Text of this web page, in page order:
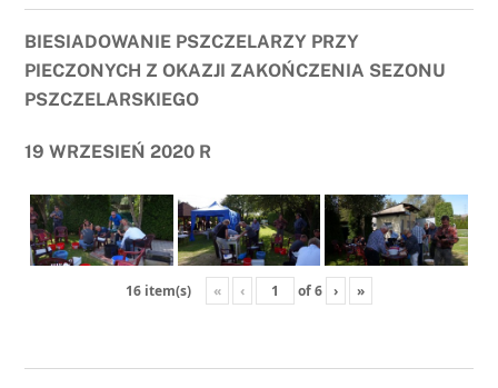
BIESIADOWANIE PSZCZELARZY PRZY
PIECZONYCH Z OKAZJI ZAKOŃCZENIA SEZONU
PSZCZELARSKIEGO
19 WRZESIEŃ 2020 R
16 item(s) « ‹ of6 › »